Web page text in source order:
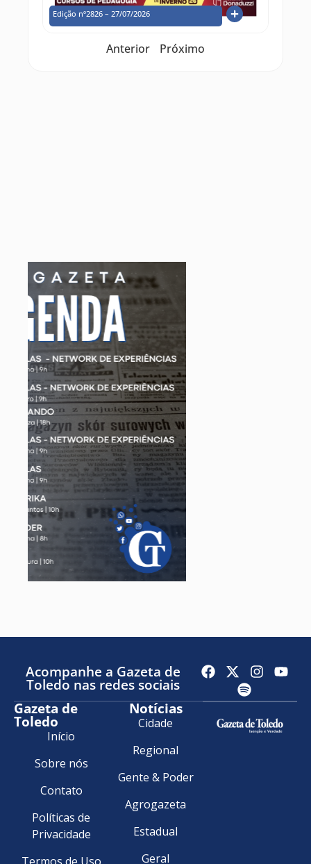
Edição nº2826 – 27/07/2026
Anterior Próximo
Acompanhe a Gazeta de
Toledo nas redes sociais
Gazeta de
Toledo
Início
Sobre nós
Contato
Políticas de
Privacidade
Notícias
Cidade
Regional
Gente & Poder
Agrogazeta
Estadual
Geral